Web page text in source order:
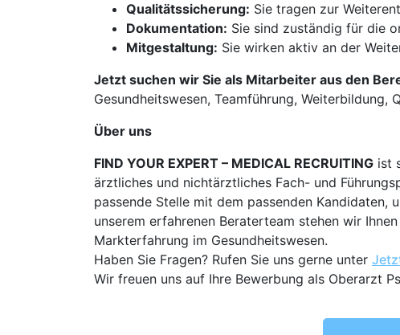
Qualitätssicherung: Sie tragen zur
Dokumentation: Sie sind zuständig für die
Mitgestaltung: Sie wirken aktiv an der
Jetzt suchen wir Sie als Mitarbeiter aus den
Gesundheitswesen, Teamführung, Weiterbildung,
Über uns
FIND YOUR EXPERT – MEDICAL RECRUITING ist
ärztliches und nichtärztliches Fach- und
passende Stelle mit dem passenden
unserem erfahrenen Beraterteam stehen wir
Markterfahrung im Gesundheitswesen.
Haben Sie Fragen? Rufen Sie uns gerne unter
Wir freuen uns auf Ihre Bewerbung als Oberarzt